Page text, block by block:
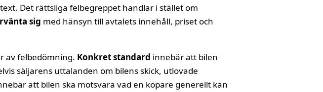
Det rättsliga felbegreppet handlar i stället om
sig med hänsyn till avtalets innehåll, priset och
av felbedömning. Konkret standard innebär att bilen
säljarens uttalanden om bilens skick, utlovade
att bilen ska motsvara vad en köpare generellt kan